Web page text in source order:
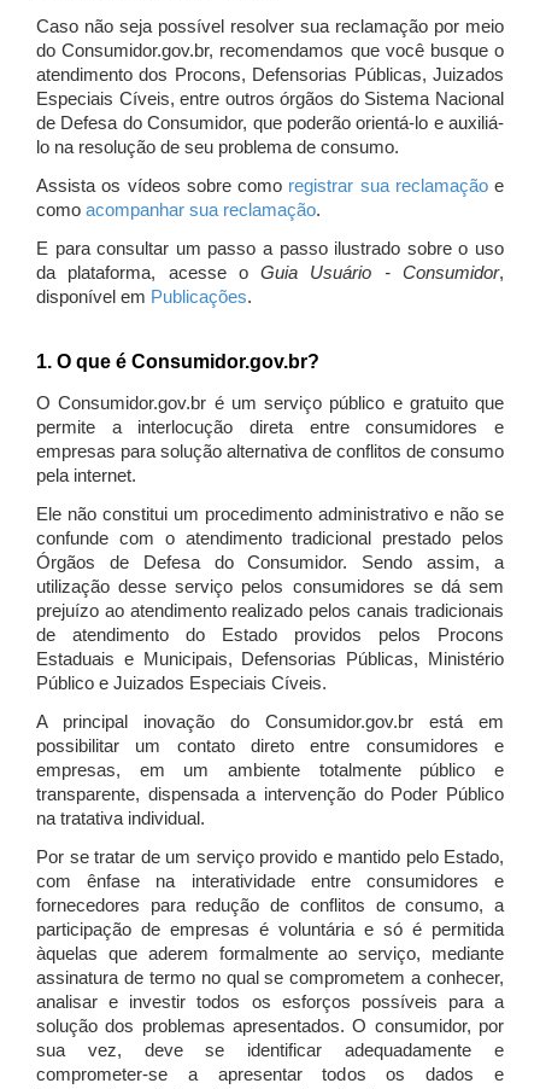
Caso não seja possível resolver sua reclamação por meio
do Consumidor.gov.br, recomendamos que você busque o
atendimento dos Procons, Defensorias Públicas, Juizados
Especiais Cíveis, entre outros órgãos do Sistema Nacional
de Defesa do Consumidor, que poderão orientá-lo e auxiliá-
lo na resolução de seu problema de consumo.
Assista os vídeos sobre como registrar sua reclamaçãoe
como acompanhar sua reclamação.
E para consultar um passo a passo ilustrado sobre o uso
da plataforma, acesse oGuia Usuário - Consumidor,
disponível em Publicações.
1. O que é Consumidor.gov.br?
O Consumidor.gov.br é um serviço público e gratuito que
permite a interlocução direta entre consumidores e
empresas para solução alternativa de conflitos de consumo
pela internet.
Ele não constitui um procedimento administrativo e não se
confunde com o atendimento tradicional prestado pelos
Órgãos de Defesa do Consumidor. Sendo assim, a
utilização desse serviço pelos consumidores se dá sem
prejuízo ao atendimento realizado pelos canais tradicionais
de atendimento do Estado providos pelos Procons
Estaduais e Municipais, Defensorias Públicas, Ministério
Público e Juizados Especiais Cíveis.
A principal inovação do Consumidor.gov.br está em
possibilitar um contato direto entre consumidores e
empresas, em um ambiente totalmente público e
transparente, dispensada a intervenção do Poder Público
na tratativa individual.
Por se tratar de um serviço provido e mantido pelo Estado,
com ênfase na interatividade entre consumidores e
fornecedores para redução de conflitos de consumo, a
participação de empresas é voluntária e só é permitida
àquelas que aderem formalmente ao serviço, mediante
assinatura de termo no qual se comprometem a conhecer,
analisar e investir todos os esforços possíveis para a
solução dos problemas apresentados. O consumidor, por
sua vez, deve se identificar adequadamente e
comprometer-se a apresentar todos os dados e